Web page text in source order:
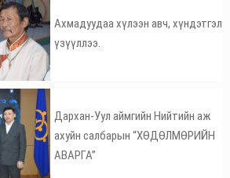
Ахмадуудаа хүлээн авч, хүндэтгэл
үзүүллээ.
Дархан-Уул аймгийн Нийтийн аж
ахуйн салбарын “ХӨДӨЛМӨРИЙН
АВАРГА”